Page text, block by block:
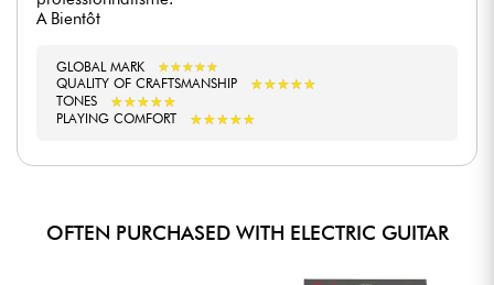
A Bientôt
GLOBAL MARK ★★★★★
★★★★★
QUALITY OF CRAFTSMANSHIP
★★★★★
★★★★★
TONES ★★★★★
★★★★★
PLAYING COMFORT ★★★★★
★★★★★
OFTEN PURCHASED WITH ELECTRIC GUITAR